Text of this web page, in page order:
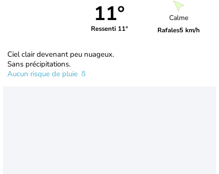
11°
Ressenti 11°
Calme
Rafales5 km/h
Ciel clair devenant peu nuageux.
Sans précipitations.
Aucun risque de pluie